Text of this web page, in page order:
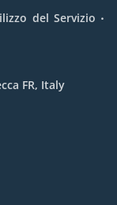
del Servizio .
FR, Italy